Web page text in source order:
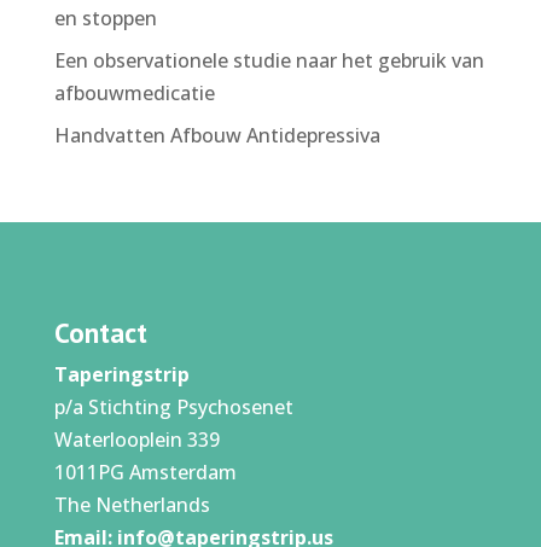
en stoppen
Een observationele studie naar het gebruik van
afbouwmedicatie
Handvatten Afbouw Antidepressiva
Contact
Taperingstrip
p/a Stichting Psychosenet
Waterlooplein 339
1011PG Amsterdam
The Netherlands
Email: info@taperingstrip.us